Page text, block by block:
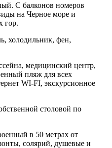
С балконов номеров
на Черное море и
гор.
холодильник, фен,
медицинский центр,
пляж для всех
WI-FI, экскурсионное
столовой по
в 50 метрах от
солярий, душевые и